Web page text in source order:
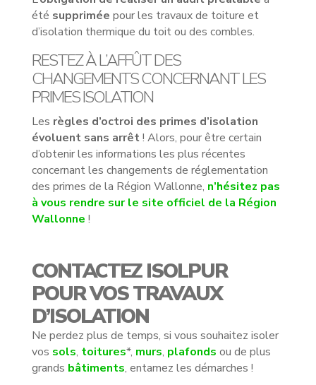
été supprimée pour les travaux de toiture et
d’isolation thermique du toit ou des combles.
RESTEZ À L’AFFÛT DES
CHANGEMENTS CONCERNANT LES
PRIMES ISOLATION
Les règles d’octroi des primes d’isolation
évoluent sans arrêt! Alors, pour être certain
d’obtenir les informations les plus récentes
concernant les changements de réglementation
des primes de la Région Wallonne, n’hésitez pas
à vous rendre sur le site officiel de la Région
Wallonne !
CONTACTEZ ISOLPUR
POUR VOS TRAVAUX
D’ISOLATION
Ne perdez plus de temps, si vous souhaitez isoler
vos sols, toitures*, murs, plafonds ou de plus
grands bâtiments, entamez les démarches !